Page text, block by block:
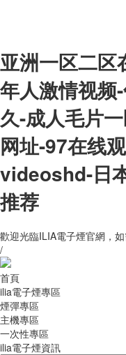
亚洲一区二区
年人激情视频
久-成人毛片
网址-97在线
videoshd-日
推荐
歡迎光臨ILIA電子煙官網，
/
首頁
ilia電子煙專區
煙彈專區
主機專區
一次性專區
ilia電子煙資訊